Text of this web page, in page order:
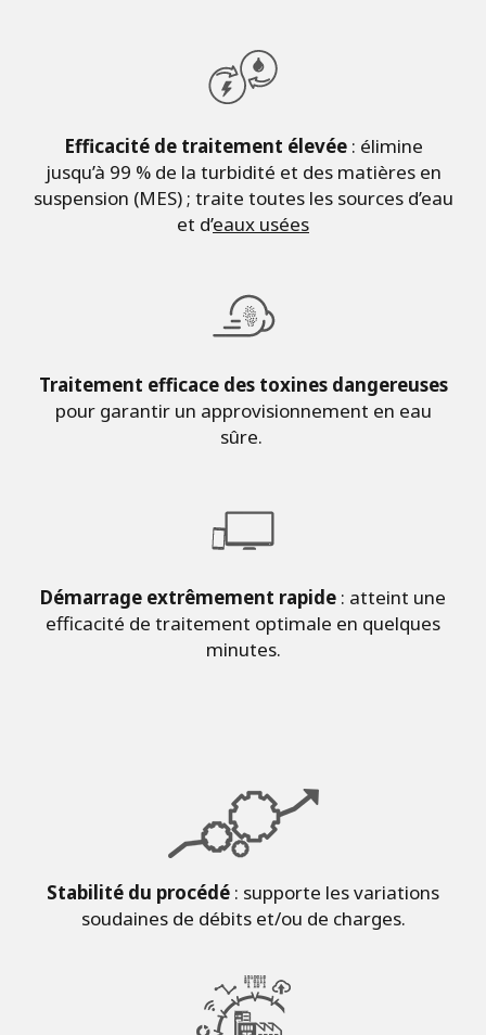
Efficacité de traitement élevée: élimine
jusqu’à 99 % de la turbidité et des matières en
suspension (MES) ; traite toutes les sources d’eau
et d’eaux usées
Traitement efficace des toxines dangereuses
pour garantir un approvisionnement en eau
sûre.
Démarrage extrêmement rapide : atteint une
efficacité de traitement optimale en quelques
minutes.
Stabilité du procédé : supporte les variations
soudaines de débits et/ou de charges.